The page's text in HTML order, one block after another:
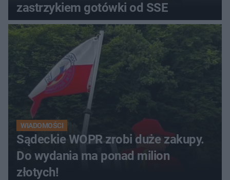
zastrzykiem gotówki od SSE
WIADOMOŚCI
Sądeckie WOPR zrobi duże zakupy.
Do wydania ma ponad milion
złotych!